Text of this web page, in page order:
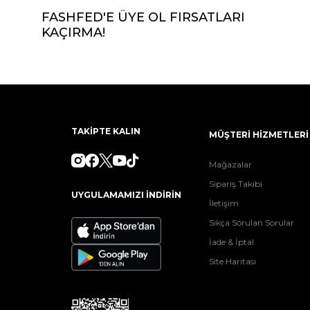
FASHFED'E ÜYE OL FIRSATLARI
KAÇIRMA!
TAKİPTE KALIN
UYGULAMAMIZI İNDİRİN
MÜŞTERİ HİZMETLERİ
Mağazalar
Sipariş Takibi
İletişim
Sıkça Sorulan Sorular
İade & İptal
Site Haritası